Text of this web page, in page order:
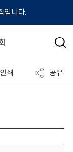
입니다.
검
인쇄 공유